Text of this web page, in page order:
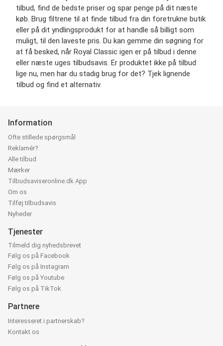
tilbud, find de bedste priser og spar penge på dit næste
køb. Brug filtrene til at finde tilbud fra din foretrukne butik
eller på dit yndlingsprodukt for at handle så billigt som
muligt, til den laveste pris. Du kan gemme din søgning for
at få besked, når Royal Classic igen er på tilbud i denne
eller næste uges tilbudsavis. Er produktet ikke på tilbud
lige nu, men har du stadig brug for det? Tjek lignende
tilbud og find et alternativ.
Information
Ofte stillede spørgsmål
Reklamér?
Alle tilbud
Mærker
Tilbudsaviseronline.dk App
Om os
Tilføj tilbudsavis
Nyheder
Tjenester
Tilmeld dig nyhedsbrevet
Følg os på Facebook
Følg os på Instagram
Følg os på Youtube
Følg os på TikTok
Partnere
Interesseret i partnerskab?
Kontakt os